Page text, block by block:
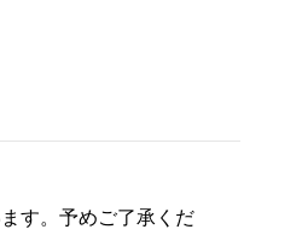
す。予めご了承くだ